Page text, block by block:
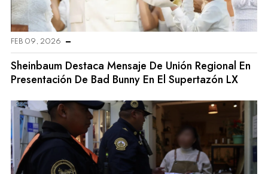
FEB 09, 2026
Sheinbaum Destaca Mensaje De Unión Regional En
Presentación De Bad Bunny En El Supertazón LX